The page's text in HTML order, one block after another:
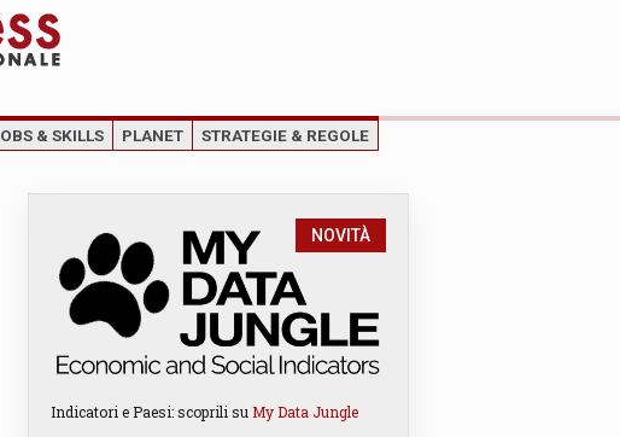
& SKILLS PLANET STRATEGIE & REGOLE
NOVITÀ
Indicatori e Paesi: scoprili su My Data Jungle